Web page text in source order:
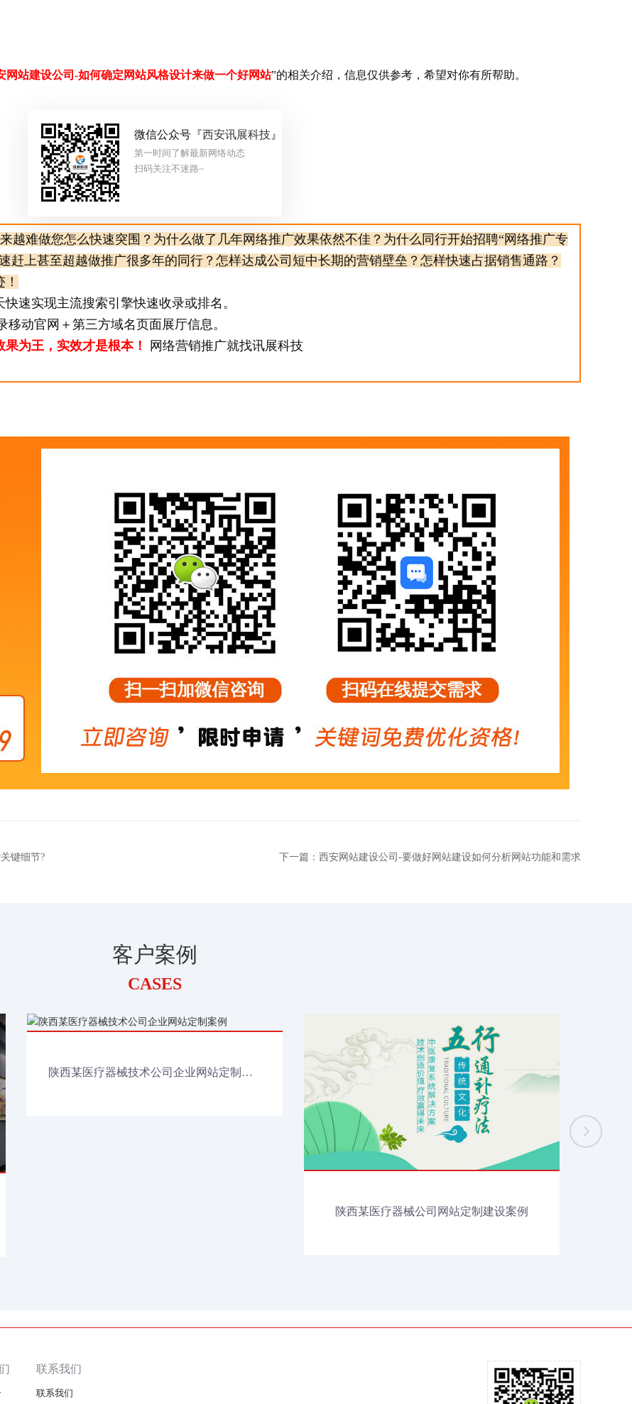
网站建设公司-如何确定网站风格设计来做一个好网站”的相关介绍，信息仅供参考，希望对你有所帮助。
微信公众号『西安讯展科技 』
第一时间了解最新网络动态
扫码关注不迷路~
越难做您怎么快速突围？为什么做了几年网络推广效果依然不佳？为什么同行开始招聘“网络推广专
赶上甚至超越做推广很多年的同行？怎样达成公司短中长期的营销壁垒？怎样快速占据销售通路？
速实现主流搜索引擎快速收录或排名。
动官网＋第三方域名页面展厅信息。
为王，实效才是根本！
网络营销推广就找讯展科技
键细节? 下一篇：西安网站建设公司-要做好网站建设如何分析网站功能和需求
客户案例
CASES
陕西某医疗器械技术公司企业网站定制案例
陕西某医疗器械公司网站定制建设案例
联系我们
联系我们